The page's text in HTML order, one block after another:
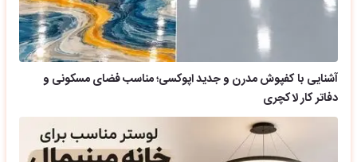
آشنایی با کفپوش مدرن و جدید اپوکسی؛ مناسب فضای مسکونی و
دفاتر کار لاکچری